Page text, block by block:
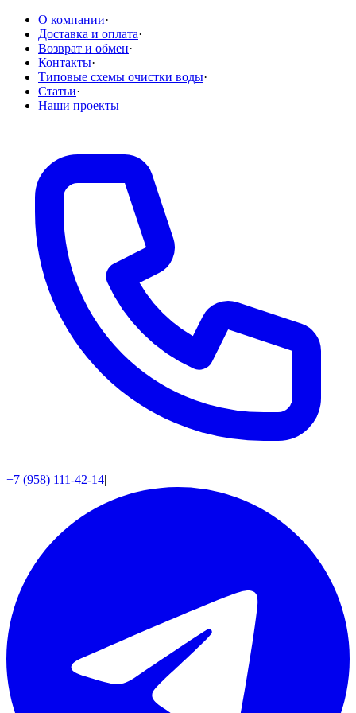
О компании·
Доставка и оплата·
Возврат и обмен·
Контакты·
Типовые схемы очистки воды·
Статьи·
Наши проекты
+7 (958) 111-42-14|